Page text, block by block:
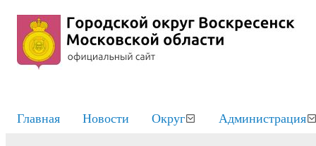
Главная Новости Округ Администрация